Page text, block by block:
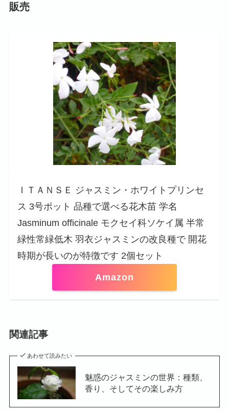
販売
ＩＴＡＮＳＥ ジャスミン・ホワイトプリンセ
ス 3号ポット 品種で選べる花木苗 学名
Jasminum officinale モクセイ科ソケイ属 半常
緑性常緑低木 羽衣ジャスミンの改良種で 開花
時期が長いのが特徴です 2個セット
Amazon
関連記事
あわせて読みたい
魅惑のジャスミンの世界：種類、
香り、そしてその楽しみ方